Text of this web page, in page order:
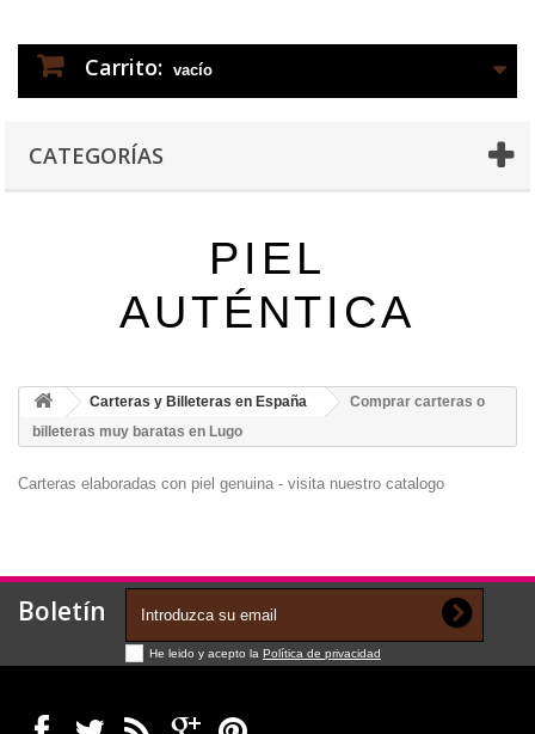
Carrito: vacío
CATEGORÍAS
PIEL
AUTÉNTICA
Carteras y Billeteras en España
Comprar carteras o
billeteras muy baratas en Lugo
Carteras elaboradas con piel genuina - visita nuestro catalogo
Boletín
He leido y acepto la Política de privacidad